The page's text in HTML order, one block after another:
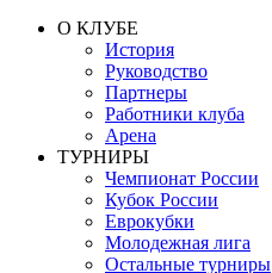
О КЛУБЕ
История
Руководство
Партнеры
Работники клуба
Арена
ТУРНИРЫ
Чемпионат России
Кубок России
Еврокубки
Молодежная лига
Остальные турниры